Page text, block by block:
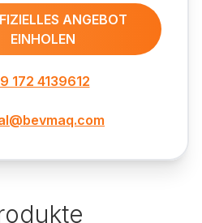
ANGEBOT
EINHOLEN
172 4139612